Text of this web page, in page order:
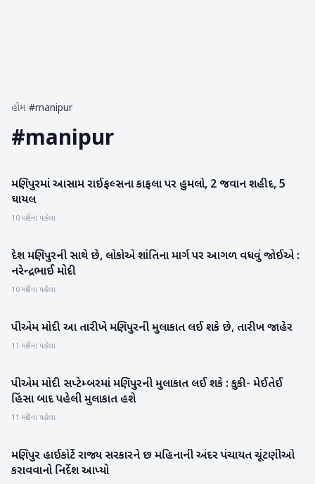
હોમ/#manipur
#manipur
રાષ્ટ્રીય
મણિપુરમાં આસામ રાઈફલ્સના કાફલા પર હુમલો, 2 જવાન શહીદ, 5
ઘાયલ
10 મહિના પહેલા
રાષ્ટ્રીય
દેશ મણિપુરની સાથે છે, લોકોએ શાંતિના માર્ગ પર આગળ વધવું જોઈએ :
નરેન્દ્રભાઈ મોદી
10 મહિના પહેલા
રાષ્ટ્રીય
પીએમ મોદી આ તારીખે મણિપુરની મુલાકાત લઈ શકે છે, તારીખ જાહેર
11 મહિના પહેલા
રાષ્ટ્રીય
પીએમ મોદી સપ્ટેમ્બરમાં મણિપુરની મુલાકાત લઈ શકે : કુકી- મેઈતેઈ
હિંસા બાદ પહેલી મુલાકાત હશે
11 મહિના પહેલા
રાષ્ટ્રીય
મણિપુર હાઈકોર્ટે રાજ્ય સરકારને છ મહિનાની અંદર પંચાયત ચૂંટણીઓ
કરાવવાનો નિર્દેશ આપ્યો